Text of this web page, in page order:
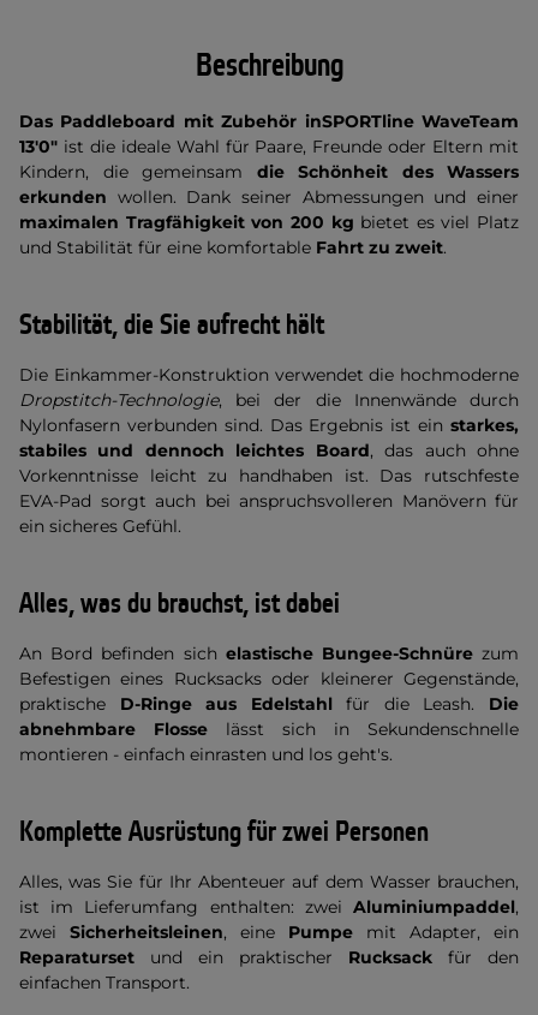
Beschreibung
Das Paddleboard mit Zubehör inSPORTline WaveTeam
13'0" ist die ideale Wahl für Paare, Freunde oder Eltern mit
Kindern, die gemeinsam die Schönheit des Wassers
erkunden wollen. Dank seiner Abmessungen und einer
maximalen Tragfähigkeit von 200 kg bietet es viel Platz
und Stabilität für eine komfortable Fahrt zu zweit.
Stabilität, die Sie aufrecht hält
Die Einkammer-Konstruktion verwendet die hochmoderne
Dropstitch-Technologie, bei der die Innenwände durch
Nylonfasern verbunden sind. Das Ergebnis ist ein starkes,
stabiles und dennoch leichtes Board, das auch ohne
Vorkenntnisse leicht zu handhaben ist. Das rutschfeste
EVA-Pad sorgt auch bei anspruchsvolleren Manövern für
ein sicheres Gefühl.
Alles, was du brauchst, ist dabei
An Bord befinden sich elastische Bungee-Schnürezum
Befestigen eines Rucksacks oder kleinerer Gegenstände,
praktische D-Ringe aus Edelstahlfür die Leash. Die
abnehmbare Flosse lässt sich in Sekundenschnelle
montieren - einfach einrasten und los geht's.
Komplette Ausrüstung für zwei Personen
Alles, was Sie für Ihr Abenteuer auf dem Wasser brauchen,
ist im Lieferumfang enthalten: zwei Aluminiumpaddel,
zwei Sicherheitsleinen, eine Pumpe mit Adapter, ein
Reparaturset und ein praktischer Rucksack für den
einfachen Transport.